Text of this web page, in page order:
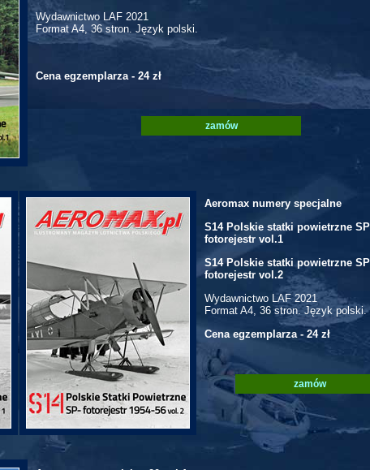
Wydawnictwo LAF 2021
Format A4, 36 stron. Język polski.
Cena egzemplarza - 24 zł
zamów
Aeromax numery specjalne
S14 Polskie statki powietrzne
fotorejestr vol.1
S14 Polskie statki powietrzne
fotorejestr vol.2
Wydawnictwo LAF 2021
Format A4, 36 stron. Język polski.
Cena egzemplarza - 24 zł
zamów